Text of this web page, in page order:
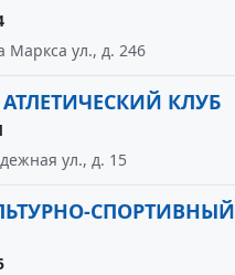
Маркса ул., д. 246
КЛУБ
ул., д. 15
СПОРТИВНЫЙ